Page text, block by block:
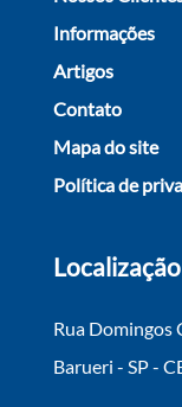
Informações
Artigos
Contato
Mapa do site
Política de
Localização
Rua Domingos
Barueri - SP -